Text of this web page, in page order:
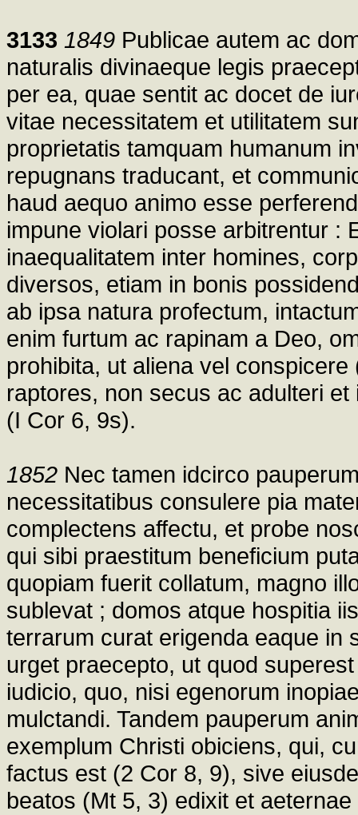
3133 1849 Publicae autem ac
naturalis divinaeque legis
per ea, quae sentit ac docet de
vitae necessitatem et utilitatem
proprietatis tamquam humanum
repugnans traducant, et
haud aequo animo esse
impune violari posse arbitrentur :
inaequalitatem inter homines,
diversos, etiam in bonis
ab ipsa natura profectum,
enim furtum ac rapinam a Deo,
prohibita, ut aliena vel
raptores, non secus ac adulteri
(I Cor 6, 9s).
1852 Nec tamen idcirco
necessitatibus consulere pia
complectens affectu, et probe
qui sibi praestitum beneficium
quopiam fuerit collatum, magno
sublevat ; domos atque hospitia
terrarum curat erigenda eaque in
urget praecepto, ut quod
iudicio, quo, nisi egenorum
mulctandi. Tandem pauperum
exemplum Christi obiciens, qui,
factus est (2 Cor 8, 9), sive
beatos (Mt 5, 3) edixit et